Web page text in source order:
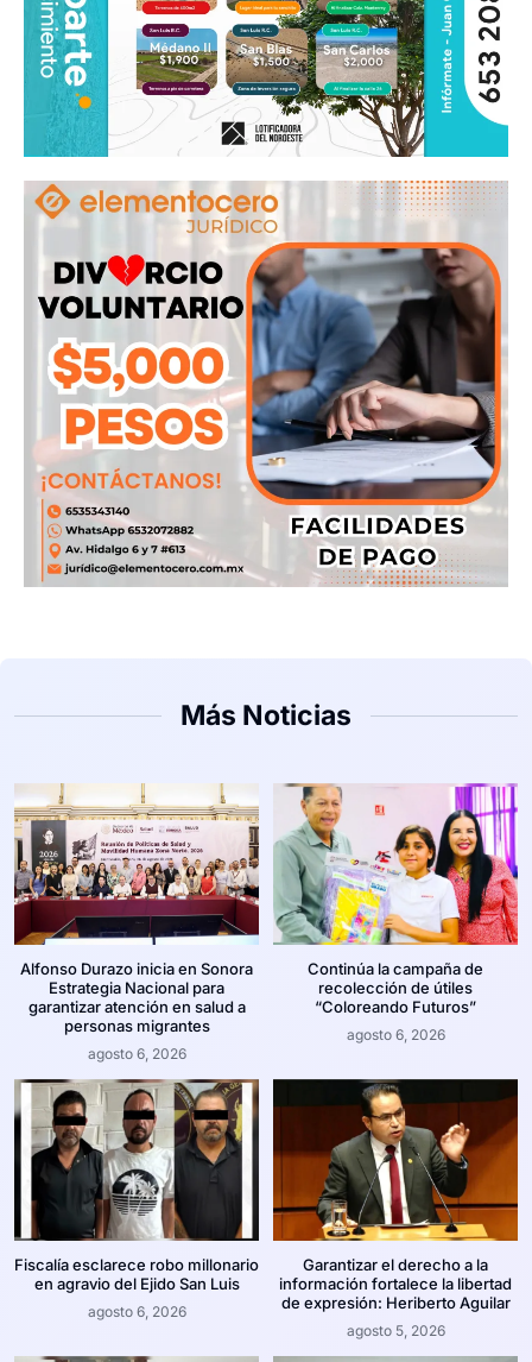
Más Noticias
Alfonso Durazo inicia en Sonora
Estrategia Nacional para
garantizar atención en salud a
personas migrantes
agosto 6, 2026
Continúa la campaña de
recolección de útiles
“Coloreando Futuros”
agosto 6, 2026
Fiscalía esclarece robo millonario
en agravio del Ejido San Luis
agosto 6, 2026
Garantizar el derecho a la
información fortalece la libertad
de expresión: Heriberto Aguilar
agosto 5, 2026